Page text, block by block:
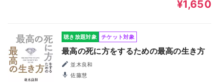
¥1,650
聴き放題対象 チケット対象
最高の死に方をするための最高の生き方
並木良和
佐藤慧